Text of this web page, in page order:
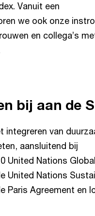
Vanuit een
we ook onze
en collega’s
bij aan de
integreren van
aansluitend bij
United Nations Global
United Nations
Paris Agreement en